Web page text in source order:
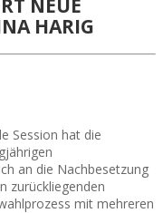
NEUE
HARIG
Session hat die
an die Nachbesetzung
zurückliegenden
mit mehreren